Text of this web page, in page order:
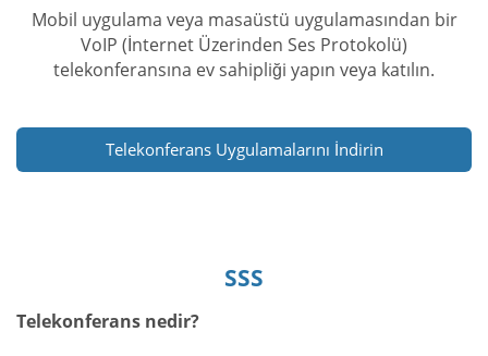
Mobil uygulama veya masaüstü uygulamasından bir
VoIP (İnternet Üzerinden Ses Protokolü)
telekonferansına ev sahipliği yapın veya katılın.
Telekonferans Uygulamalarını İndirin
SSS
Telekonferans nedir?